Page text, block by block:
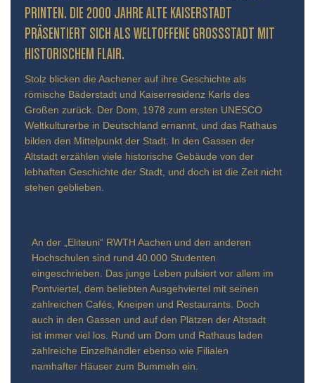
INTEN. DIE 2000 JAHRE ALTE KAISERSTADT PR
ÄSENTIERT SICH ALS WELTOFFENE GROSSSTADT MIT HIS
TORISCHEM FLAIR.
Stolz blicken die Aachener auf ihre Geschichte als
römische Bäderstadt und Kaiserresidenz Karls des
Großen zurück. Der Dom, 1978 zum ersten UNESCO
Weltkulturerbe in Deutschland ernannt, und das Rathaus
bilden den Mittelpunkt der Stadt. In den Gassen der
Altstadt erzählen viele historische Gebäude von der
lebhaften Geschichte der Stadt, und doch ist die Zeit nicht
stehen geblieben.
An der „Eliteuni“ RWTH Aachen und den anderen
Hochschulen sind rund 40.000 Studenten
eingeschrieben. Das junge Leben pulsiert vor allem im
Pontviertel, dem beliebten Ausgehviertel mit seinen
zahlreichen Cafés, Kneipen und Restaurants. Doch
auch in den Gassen und auf den Plätzen der Altstadt
ist immer viel los. Rund um Dom und Rathaus laden
zahlreiche Einzelhändler ebenso wie Filialen
namhafter Häuser zum Bummeln ein.